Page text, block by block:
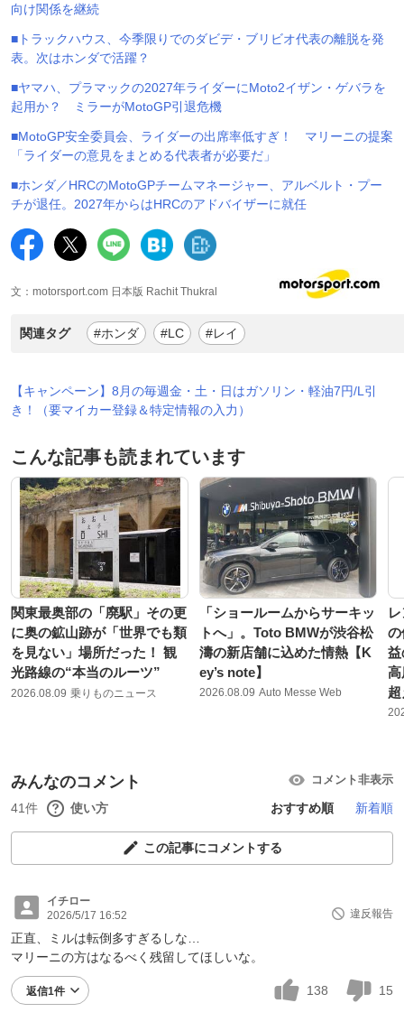
向け関係を継続
■トラックハウス、今季限りでのダビデ・ブリビオ代表の離脱を発
表。次はホンダで活躍？
■ヤマハ、プラマックの2027年ライダーにMoto2イザン・ゲバラを
起用か？ ミラーがMotoGP引退危機
■MotoGP安全委員会、ライダーの出席率低すぎ！ マリーニの提案
「ライダーの意見をまとめる代表者が必要だ」
■ホンダ／HRCのMotoGPチームマネージャー、アルベルト・プー
チが退任。2027年からはHRCのアドバイザーに就任
文：motorsport.com 日本版 Rachit Thukral
関連タグ #ホンダ #LC #レイ
【キャンペーン】8月の毎週金・土・日はガソリン・軽油7円/L引
き！（要マイカー登録＆特定情報の入力）
こんな記事も読まれています
関東最奥部の「廃駅」その更
に奥の鉱山跡が「世界でも類
を見ない」場所だった！ 観
光路線の“本当のルーツ”
2026.08.09 乗りものニュース
「ショールームからサーキッ
トへ」。Toto BMWが渋谷松
濤の新店舗に込めた情熱【K
ey’s note】
2026.08.09 Auto Messe Web
高
みんなのコメント コメント非表示
41件 使い方 おすすめ順 新着順
この記事にコメントする
イチロー
2026/5/17 16:52
違反報告
正直、ミルは転倒多すぎるしな…
マリーニの方はなるべく残留してほしいな。
返信1件 138 15